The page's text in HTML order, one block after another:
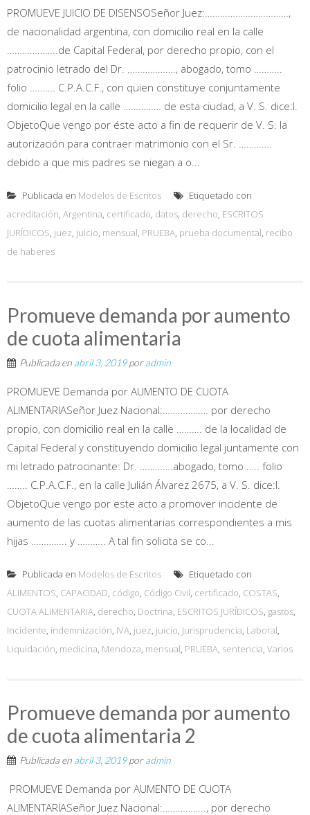
PROMUEVE JUICIO DE DISENSOSeñor Juez:……………………………,
de nacionalidad argentina, con domicilio real en la calle
………………..de Capital Federal, por derecho propio, con el
patrocinio letrado del Dr. ………………., abogado, tomo ………..
folio ………. C.P.A.C.F., con quien constituye conjuntamente
domicilio legal en la calle …………… de esta ciudad, a V. S. dice:I.
ObjetoQue vengo por éste acto a fin de requerir de V. S. la
autorización para contraer matrimonio con el Sr. ………….
debido a que mis padres se niegan a o...
Publicada en Modelos de Escritos
Etiquetado con
acreditación, Argentina, certificado, datos, derecho, ESCRITOS
JURÍDICOS, juez, juicio, mensual, PRUEBA, prueba documental, recibo
de haberes
Promueve demanda por aumento
de cuota alimentaria
Publicada en abril 3, 2019poradmin
PROMUEVE Demanda por AUMENTO DE CUOTA
ALIMENTARIASeñor Juez Nacional:……………… por derecho
propio, con domicilio real en la calle ………. de la localidad de
Capital Federal y constituyendo domicilio legal juntamente con
mi letrado patrocinante: Dr. ………….abogado, tomo ….. folio
…….. C.P.A.C.F., en la calle Julián Álvarez 2675, a V. S. dice:I.
ObjetoQue vengo por este acto a promover incidente de
aumento de las cuotas alimentarias correspondientes a mis
hijas ………….. y ……….. A tal fin solicita se co...
Publicada en Modelos de Escritos
Etiquetado con
ALIMENTOS, CAPACIDAD, código, Código Civil, certificado, COSTAS,
CUOTA ALIMENTARIA, derecho, Doctrina, ESCRITOS JURÍDICOS, gastos,
Incidente, indemnización, IVA, juez, juicio, Jurisprudencia, Laboral,
Liquidación, medicina, Mendoza, mensual, PRUEBA, sentencia, Varios
Promueve demanda por aumento
de cuota alimentaria 2
Publicada en abril 3, 2019poradmin
PROMUEVE Demanda por AUMENTO DE CUOTA
ALIMENTARIASeñor Juez Nacional:…………….., por derecho